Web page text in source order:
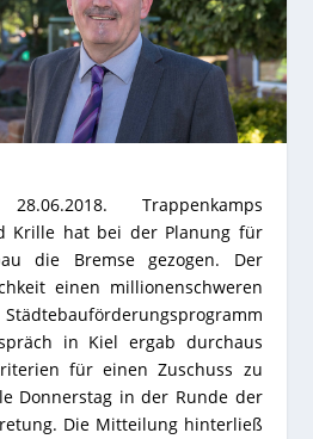
Trappenkamps
Krille hat bei der Planung für
die Bremse gezogen. Der
einen millionenschweren
in Kiel ergab durchaus
für einen Zuschuss zu
Donnerstag in der Runde der
Die Mitteilung hinterließ